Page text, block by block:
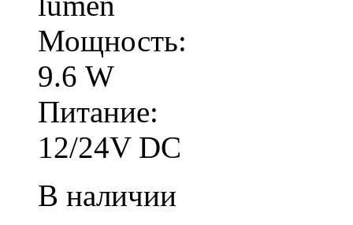
Мощность:
9.6 W
Питание:
12/24V DC
В наличии